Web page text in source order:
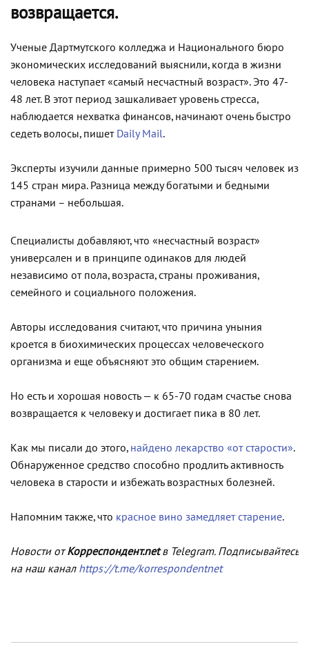
возвращается.
Ученые Дартмутского колледжа и Национального бюро
экономических исследований выяснили, когда в жизни
человека наступает «самый несчастный возраст». Это 47-
48 лет. В этот период зашкаливает уровень стресса,
наблюдается нехватка финансов, начинают очень быстро
седеть волосы, пишет Daily Mail.
Эксперты изучили данные примерно 500 тысяч человек из
145 стран мира. Разница между богатыми и бедными
странами – небольшая.
Специалисты добавляют, что «несчастный возраст»
универсален и в принципе одинаков для людей
независимо от пола, возраста, страны проживания,
семейного и социального положения.
Авторы исследования считают, что причина уныния
кроется в биохимических процессах человеческого
организма и еще объясняют это общим старением.
Но есть и хорошая новость — к 65-70 годам счастье снова
возвращается к человеку и достигает пика в 80 лет.
Как мы писали до этого, найдено лекарство «от старости».
Обнаруженное средство способно продлить активность
человека в старости и избежать возрастных болезней.
Напомним также, что красное вино замедляет старение.
Новости отКорреспондент.netв Telegram. Подписывайтесь
на наш канал https://t.me/korrespondentnet